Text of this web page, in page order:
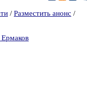
/ Разместить анонс /
Ермаков